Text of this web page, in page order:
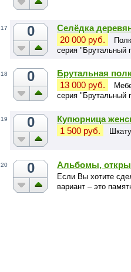
17 0
Селёдка
20 000 руб.
серия "Брутальный
18 0
Брутальная
13 000 руб.
серия "Брутальный
19 0
Купюрница
1 500 руб.
20 0 Альбомы,
Если Вы хотите
вариант – это